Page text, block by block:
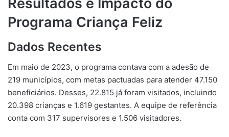
Resultados e Impacto do
Programa Criança Feliz
Dados Recentes
Em maio de 2023, o programa contava com a adesão de
219 municípios, com metas pactuadas para atender 47.150
beneficiários. Desses, 22.815 já foram visitados, incluindo
20.398 crianças e 1.619 gestantes. A equipe de referência
conta com 317 supervisores e 1.506 visitadores.